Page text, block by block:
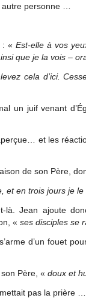
personne …
: «Est-elle à vos
que je la vois –
cela d’ici.
un juif venant
et les
de son Père,
et en trois jours je le
là. Jean ajoute
« ses disciples se
d’un fouet
Père, « doux et
pas la prière …